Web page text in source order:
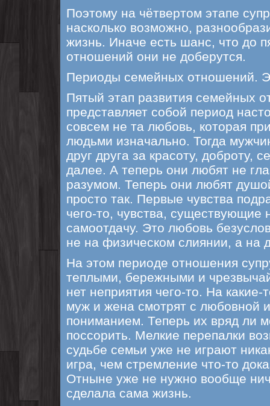
Поэтому на чётвертом этапе
насколько возможно,
жизнь. Иначе есть шанс, что до
отношений они не доберутся.
Периоды семейных отношений.
Пятый этап развития семейных
представляет собой период
совсем не та любовь, которая
людьми изначально. Тогда
друг друга за красоту, доброту,
далее. А теперь они любят не
разумом. Теперь они любят
просто так. Первые чувства
чего-то, чувства, существующие
самоотдачу. Это любовь
не на физическом слиянии, а на
На этом периоде отношения
теплыми, бережными и
нет неприятия чего-то. На какие-
муж и жена смотрят с любовной
пониманием. Теперь их вряд ли
поссорить. Мелкие перепалки
судьбе семьи уже не играют
игра, чем стремление что-то
Отныне уже не нужно вообще
сделала сама жизнь.